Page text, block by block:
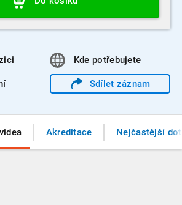
Kde potřebujete
Sdílet záznam
Akreditace Nejčastější